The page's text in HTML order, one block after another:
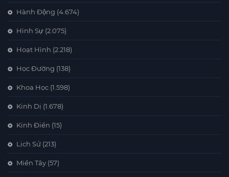
Hành Động (4.674)
Hình Sự (2.075)
Hoạt Hình (2.218)
Học Đường (138)
Khoa Học (1.598)
Kinh Dị (1.678)
Kinh Điển (15)
Lịch Sử (213)
Miền Tây (57)